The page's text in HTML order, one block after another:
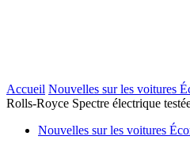
Accueil Nouvelles sur les voitures
Rolls-Royce Spectre électrique
Nouvelles sur les voitures